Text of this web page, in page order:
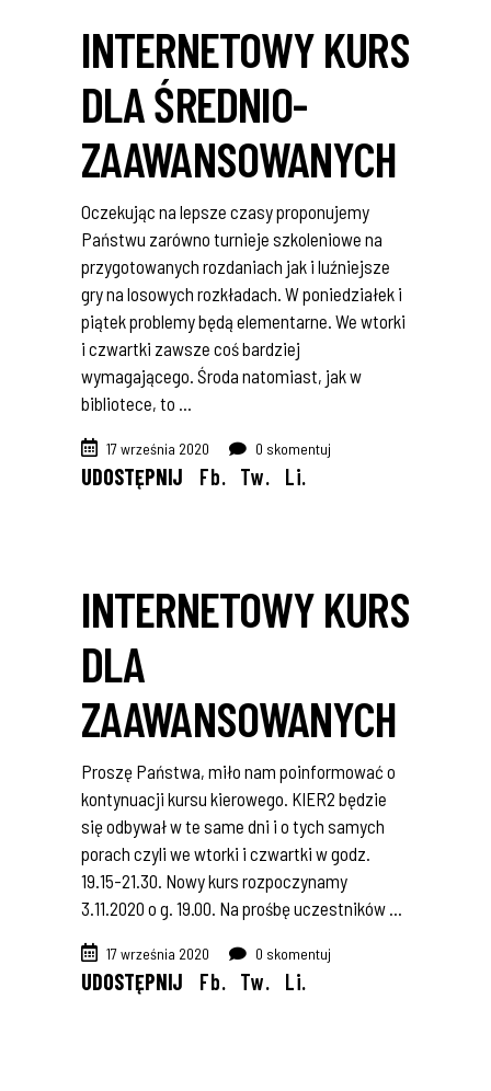
INTERNETOWY KURS
DLA ŚREDNIO-
ZAAWANSOWANYCH
Oczekując na lepsze czasy proponujemy
Państwu zarówno turnieje szkoleniowe na
przygotowanych rozdaniach jak i luźniejsze
gry na losowych rozkładach. W poniedziałek i
piątek problemy będą elementarne. We wtorki
i czwartki zawsze coś bardziej
wymagającego. Środa natomiast, jak w
bibliotece, to
17 września 2020 0 skomentuj
UDOSTĘPNIJ Fb. Tw. Li.
INTERNETOWY KURS
DLA
ZAAWANSOWANYCH
Proszę Państwa, miło nam poinformować o
kontynuacji kursu kierowego. KIER2 będzie
się odbywał w te same dni i o tych samych
porach czyli we wtorki i czwartki w godz.
19.15-21.30. Nowy kurs rozpoczynamy
3.11.2020 o g. 19.00. Na prośbę uczestników
17 września 2020 0 skomentuj
UDOSTĘPNIJ Fb. Tw. Li.